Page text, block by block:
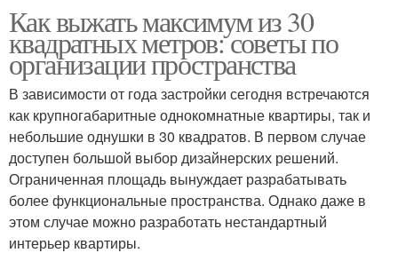
Как выжать максимум из 30
квадратных метров: советы по
организации пространства
В зависимости от года застройки сегодня встречаются
как крупногабаритные однокомнатные квартиры, так и
небольшие однушки в 30 квадратов. В первом случае
доступен большой выбор дизайнерских решений.
Ограниченная площадь вынуждает разрабатывать
более функциональные пространства. Однако даже в
этом случае можно разработать нестандартный
интерьер квартиры.